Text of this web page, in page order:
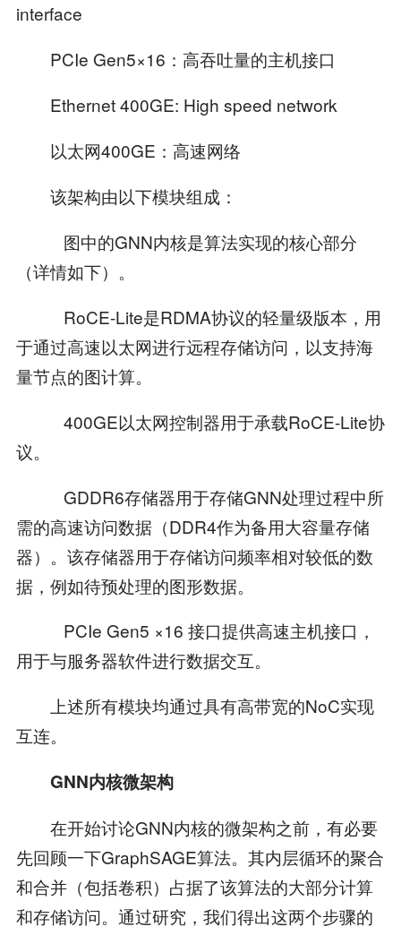
interface
PCIe Gen5×16：高吞吐量的主机接口
Ethernet 400GE: High speed network
以太网400GE：高速网络
该架构由以下模块组成：
 图中的GNN内核是算法实现的核心部分
（详情如下）。
 RoCE-Lite是RDMA协议的轻量级版本，用
于通过高速以太网进行远程存储访问，以支持海
量节点的图计算。
 400GE以太网控制器用于承载RoCE-Lite协
议。
 GDDR6存储器用于存储GNN处理过程中所
需的高速访问数据（DDR4作为备用大容量存储
器）。该存储器用于存储访问频率相对较低的数
据，例如待预处理的图形数据。
 PCIe Gen5 ×16 接口提供高速主机接口，
用于与服务器软件进行数据交互。
上述所有模块均通过具有高带宽的NoC实现
互连。
GNN内核微架构
在开始讨论GNN内核的微架构之前，有必要
先回顾一下GraphSAGE算法。其内层循环的聚合
和合并（包括卷积）占据了该算法的大部分计算
和存储访问。通过研究，我们得出这两个步骤的